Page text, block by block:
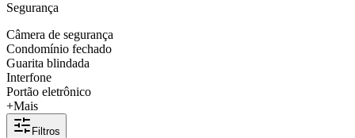
Segurança
Câmera de segurança
Condomínio fechado
Guarita blindada
Interfone
Portão eletrônico
+Mais
Filtros